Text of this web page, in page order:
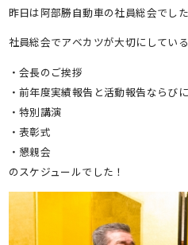
昨日は阿部勝自動車の社員総会でした
社員総会でアベカツが大切にしている
・会長のご挨拶
・前年度実績報告と活動報告ならび
・特別講演
・表彰式
・懇親会
のスケジュールでした！